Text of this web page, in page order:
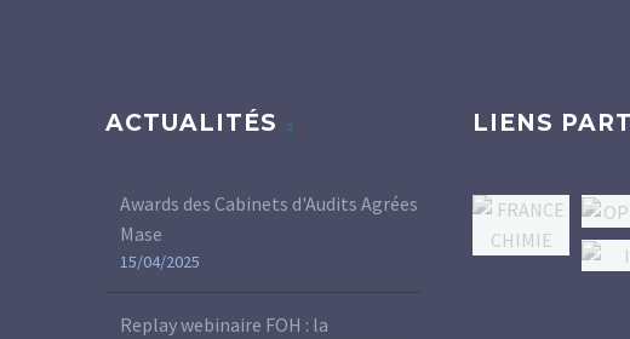
ACTUALITÉS
Awards des Cabinets d'Audits Agrées
Mase
15/04/2025
Replay webinaire FOH : la
LIENS